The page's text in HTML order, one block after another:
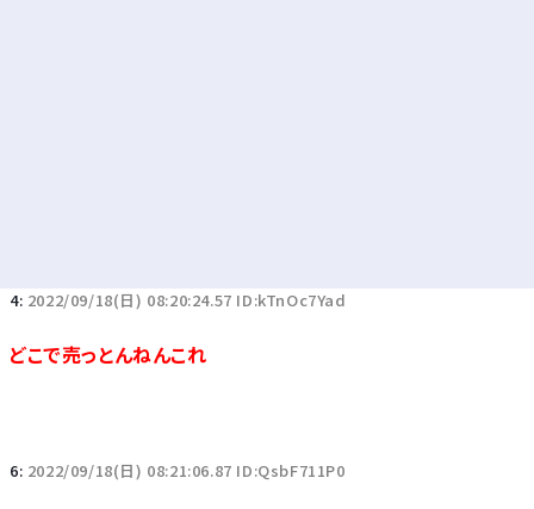
4: 2022/09/18(日) 08:20:24.57 ID:kTnOc7Yad
どこで売っとんねんこれ
6: 2022/09/18(日) 08:21:06.87 ID:QsbF711P0